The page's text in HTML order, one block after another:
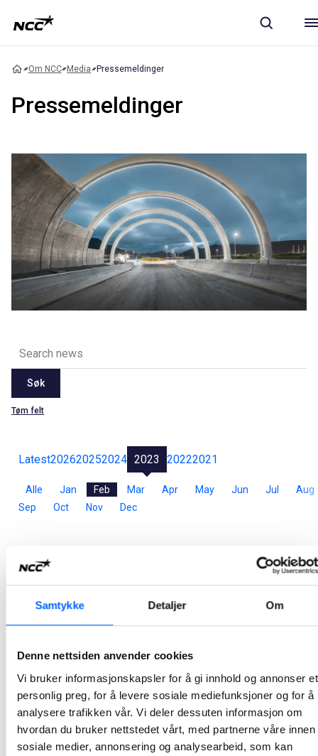
Samtykke Detaljer Om
Denne nettsiden anvender cookies
Vi bruker informasjonskapsler for å gi innhold og annonser et
personlig preg, for å levere sosiale mediefunksjoner og for å
analysere trafikken vår. Vi deler dessuten informasjon om
hvordan du bruker nettstedet vårt, med partnerne våre innen
sosiale medier, annonsering og analysearbeid, som kan
Om NCC Media Pressemeldinger
Pressemeldinger
Søk
Tøm felt
Latest202620252024 2023 20222021
Alle Jan Feb Mar Apr May Jun Jul
Aug
Sep
Oct Nov Dec
NCC skal asfaltere ny innfartsvei til Jessheim
NCC Industry skal på oppdrag for Gjermundshaug Anlegg asfaltere den nye innfartsveien til Jessheim i Ullensaker kommune, som nå er under bygging. Asfalteringsarbeidet skal være ferdig til høsten.
2023-02-23 07:01
Ramstadsletta i Bærum
På oppdrag for Skanska skal NCC produsere og legge 40 000 tonn asfalt på E18-prosjektet Vestkorridoren Strand – Ramstadsletta. Arbeidet starter opp i 2023 og skal ferdigstilles i 2028.
2023-02-20 07:55
Klart for prøvehopp i Granåsen i Trondheim